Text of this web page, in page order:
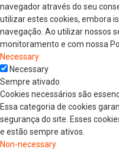
navegador através do seu
utilizar estes cookies, embora
navegação. Ao utilizar nossos
monitoramento e com nossa
Necessary
Necessary
Sempre ativado
Cookies necessários são
Essa categoria de cookies
segurança do site. Esses
e estão sempre ativos.
Non-necessary